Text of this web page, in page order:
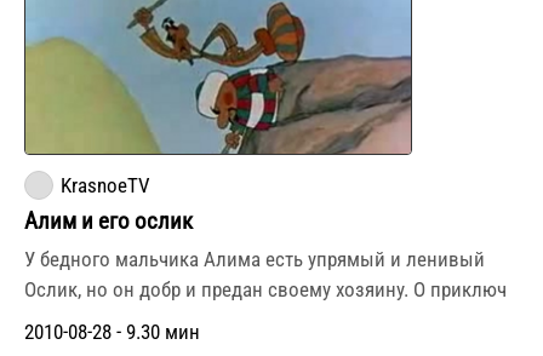
KrasnoeTV
Алим и его ослик
У бедного мальчика Алима есть упрямый и ленивый
Ослик, но он добр и предан своему хозяину. О приключ
2010-08-28 - 9.30 мин